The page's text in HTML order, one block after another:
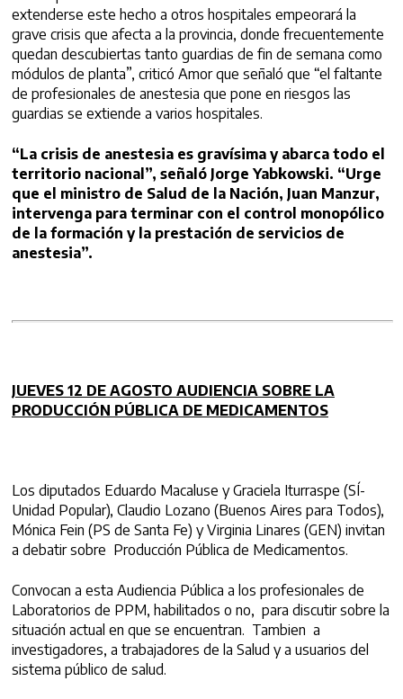
extenderse este hecho a otros hospitales empeorará la
grave crisis que afecta a la provincia, donde frecuentemente
quedan descubiertas tanto guardias de fin de semana como
módulos de planta”, criticó Amor que señaló que “el faltante
de profesionales de anestesia que pone en riesgos las
guardias se extiende a varios hospitales.
“La crisis de anestesia es gravísima y abarca todo el
territorio nacional”, señaló Jorge Yabkowski. “Urge
que el ministro de Salud de la Nación, Juan Manzur,
intervenga para terminar con el control monopólico
de la formación y la prestación de servicios de
anestesia”.
JUEVES 12 DE AGOSTO AUDIENCIA SOBRE LA
PRODUCCIÓN PÚBLICA DE MEDICAMENTOS
Los diputados Eduardo Macaluse y Graciela Iturraspe (SÍ-
Unidad Popular), Claudio Lozano (Buenos Aires para Todos),
Mónica Fein (PS de Santa Fe) y Virginia Linares (GEN) invitan
a debatir sobre Producción Pública de Medicamentos.
Convocan a esta Audiencia Pública a los profesionales de
Laboratorios de PPM, habilitados o no, para discutir sobre la
situación actual en que se encuentran. Tambien a
investigadores, a trabajadores de la Salud y a usuarios del
sistema público de salud.